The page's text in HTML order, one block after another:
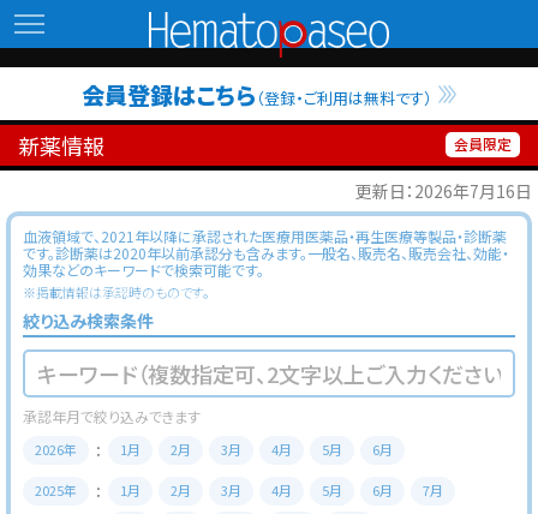
Hematopaseo
会員登録はこちら （登録・ご利用は無料です）
新薬情報
更新日：2026年7月16日
血液領域で、2021年以降に承認された医療用医薬品・再生医療等製品・診断薬
です。診断薬は2020年以前承認分も含みます。一般名、販売名、販売会社、効能・
効果などのキーワードで検索可能です。
※掲載情報は承認時のものです。
絞り込み検索条件
2025年 1月 2月 3月 4月 5月 6月
7月
2026年 1月 2月 3月 4月 5月 6月